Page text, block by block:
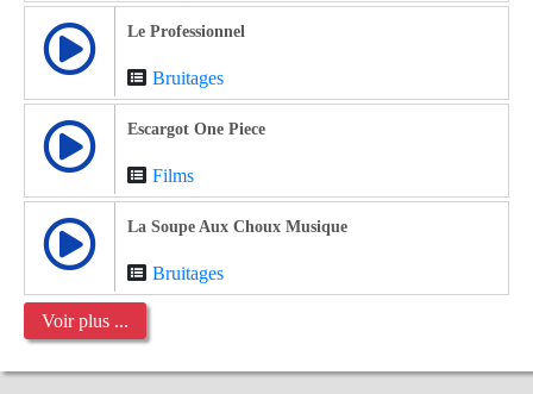
Le Professionnel
Bruitages
Escargot One Piece
Films
La Soupe Aux Choux Musique
Bruitages
Voir plus ...